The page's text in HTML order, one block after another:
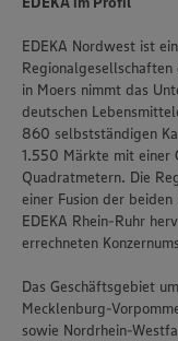
EDEKA Nordwest ist
in Moers nimmt das
deutschen
860 selbstständigen
1.550 Märkte mit einer
Quadratmetern. Die
einer Fusion der
EDEKA Rhein-Ruhr
errechneten
Das Geschäftsgebiet
Mecklenburg-
sowie Nordrhein-